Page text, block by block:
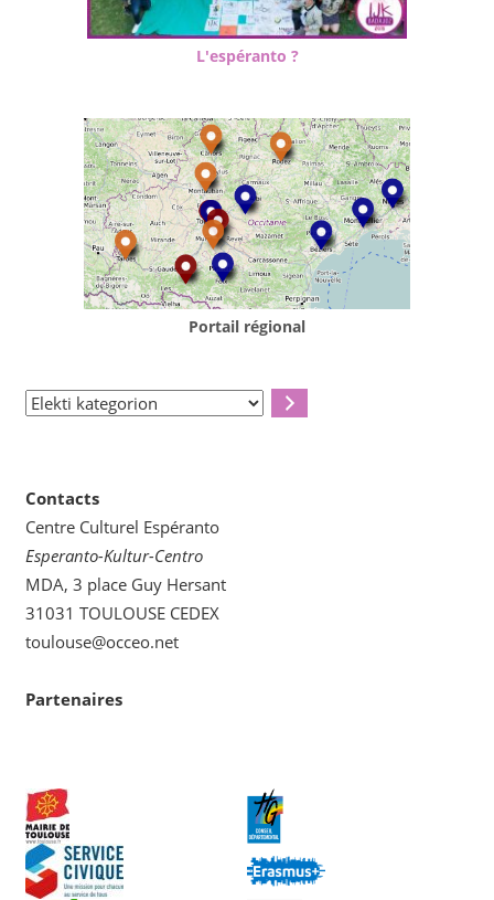
L'espéranto ?
Portail régional
Elekti
Contacts
Centre Culturel Espéranto
Esperanto-Kultur-Centro
MDA, 3 place Guy Hersant
31031 TOULOUSE CEDEX
toulouse@occeo.net
Partenaires